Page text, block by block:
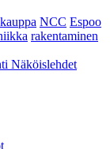
NCC Espoo
rakentaminen
Näköislehdet